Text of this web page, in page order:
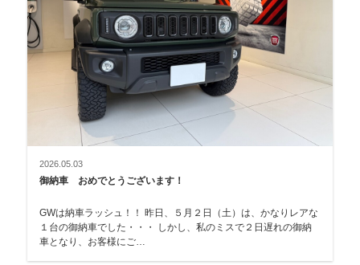
2026.05.03
御納車 おめでとうございます！
GWは納車ラッシュ！！ 昨日、５月２日（土）は、かなりレアな
１台の御納車でした・・・ しかし、私のミスで２日遅れの御納
車となり、お客様にご…